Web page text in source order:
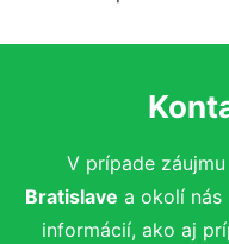
V prípade
Bratislave a okolí nás
informácií, ako aj